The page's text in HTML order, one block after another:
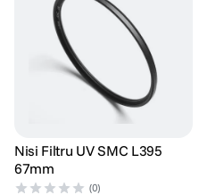
Nisi Filtru UV SMC L395
67mm
(0)